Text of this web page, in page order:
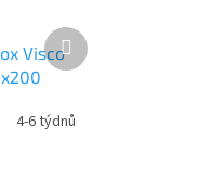
Visco
4-6 týdnů
Další
produkt